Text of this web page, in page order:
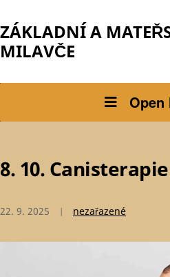
ZÁKLADNÍ A
MILAVČE
Open
8. 10. Canisterapie
22. 9. 2025 nezařazené